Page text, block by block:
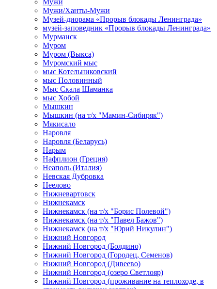
Мужи
Мужи/Ханты-Мужи
Музей-диорама «Прорыв блокады Ленинграда»
музей-заповедник «Прорыв блокады Ленинграда»
Мурманск
Муром
Муром (Выкса)
Муромский мыс
мыс Котельниковский
мыс Половинный
Мыс Скала Шаманка
мыс Хобой
Мышкин
Мышкин (на т/х "Мамин-Сибиряк")
Мякисало
Наровля
Наровля (Беларусь)
Нарым
Нафплион (Греция)
Неаполь (Италия)
Невская Дубровка
Неелово
Нижневартовск
Нижнекамск
Нижнекамск (на т/х "Борис Полевой")
Нижнекамск (на т/х "Павел Бажов")
Нижнекамск (на т/х "Юрий Никулин")
Нижний Новгород
Нижний Новгород (Болдино)
Нижний Новгород (Городец, Семенов)
Нижний Новгород (Дивеево)
Нижний Новгород (озеро Светлояр)
Нижний Новгород (проживание на теплоходе, в